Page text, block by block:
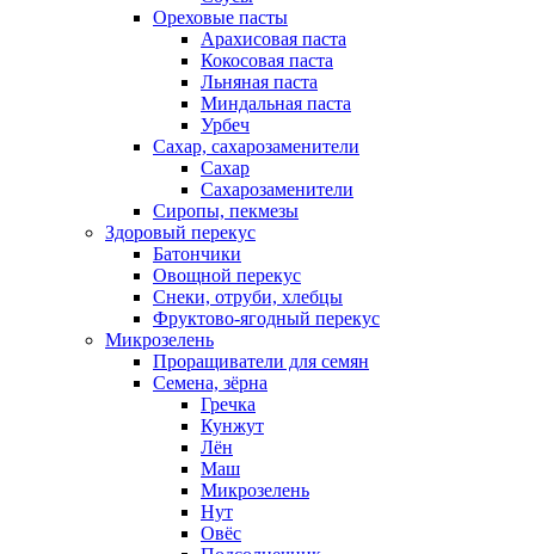
Ореховые пасты
Арахисовая паста
Кокосовая паста
Льняная паста
Миндальная паста
Урбеч
Сахар, сахарозаменители
Сахар
Сахарозаменители
Сиропы, пекмезы
Здоровый перекус
Батончики
Овощной перекус
Снеки, отруби, хлебцы
Фруктово-ягодный перекус
Микрозелень
Проращиватели для семян
Семена, зёрна
Гречка
Кунжут
Лён
Маш
Микрозелень
Нут
Овёс